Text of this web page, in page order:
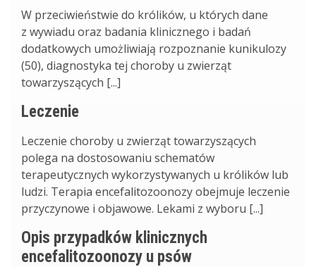
W przeciwieństwie do królików, u których dane
z wywiadu oraz badania klinicznego i badań
dodatkowych umożliwiają rozpoznanie kunikulozy
(50), diagnostyka tej choroby u zwierząt
towarzyszących [...]
Leczenie
Leczenie choroby u zwierząt towarzyszących
polega na dostosowaniu schematów
terapeutycznych wykorzystywanych u królików lub
ludzi. Terapia encefalitozoonozy obejmuje leczenie
przyczynowe i objawowe. Lekami z wyboru [...]
Opis przypadków klinicznych
encefalitozoonozy u psów